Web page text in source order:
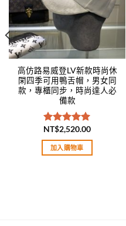
高仿路易威登LV新款時尚休
閑四季可用鴨舌帽，男女同
款，專櫃同步，時尚達人必
備款
評分5.00
滿分 5
NT$2,520.00
加入購物車